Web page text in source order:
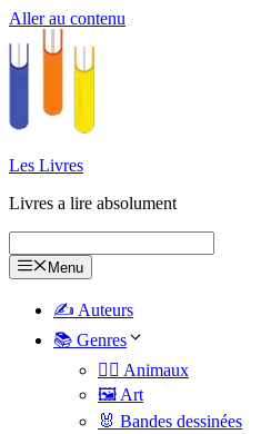
Aller au contenu
Les Livres
Livres a lire absolument
Menu
✍️ Auteurs
📚 Genres
🐕‍🦺 Animaux
🖼️ Art
🐰 Bandes dessinées